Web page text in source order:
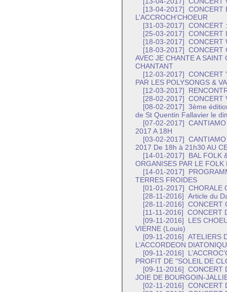
[13-04-2017]
CONCERT
L’ACCROCH’CHOEUR
[31-03-2017]
CONCERT
[25-03-2017]
CONCERT
[18-03-2017]
CONCERT
[18-03-2017]
CONCERT
AVEC JE CHANTE A SAINT
CHANTANT
[12-03-2017]
CONCERT
PAR LES POLYSONGS &
[12-03-2017]
[28-02-2017]
CONCERT
[08-02-2017]
3ème
de St Quentin Fallavier le
[07-02-2017]
2017 A 18H
[03-02-2017]
2017 De 18h à 21h30 AU
[14-01-2017]
BAL FOLK
ORGANISES PAR LE
[14-01-2017]
TERRES FROIDES
[01-01-2017]
CHORALE
[28-11-2016]
Article du
[28-11-2016]
CONCERT
[11-11-2016]
CONCERT
[09-11-2016]
LES
VIERNE (Louis)
[09-11-2016]
ATELIERS
L’ACCORDEON
[09-11-2016]
PROFIT DE "SOLEIL DE
[09-11-2016]
CONCERT
JOIE DE BOURGOIN-
[02-11-2016]
CONCERT